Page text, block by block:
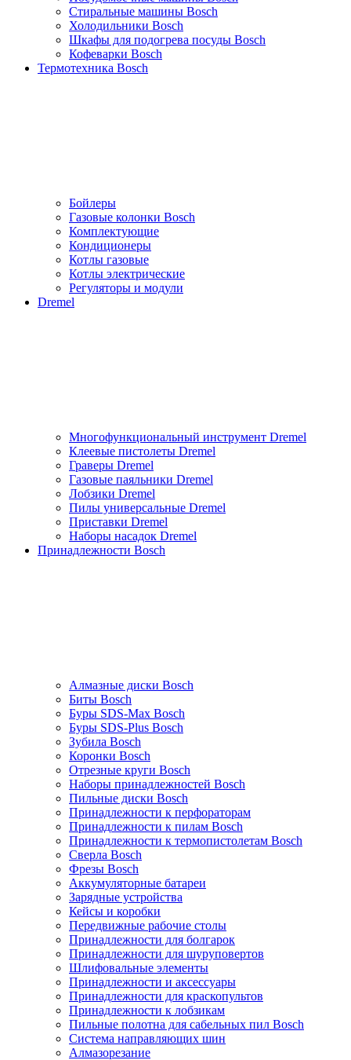
Стиральные машины Bosch
Холодильники Bosch
Шкафы для подогрева посуды Bosch
Кофеварки Bosch
Термотехника Bosch
Бойлеры
Газовые колонки Bosch
Комплектующие
Кондиционеры
Котлы газовые
Котлы электрические
Регуляторы и модули
Dremel
Многофункциональный инструмент Dremel
Клеевые пистолеты Dremel
Граверы Dremel
Газовые паяльники Dremel
Лобзики Dremel
Пилы универсальные Dremel
Приставки Dremel
Наборы насадок Dremel
Принадлежности Bosch
Алмазные диски Bosch
Биты Bosch
Буры SDS-Max Bosch
Буры SDS-Plus Bosch
Зубила Bosch
Коронки Bosch
Отрезные круги Bosch
Наборы принадлежностей Bosch
Пильные диски Bosch
Принадлежности к перфораторам
Принадлежности к пилам Bosch
Принадлежности к термопистолетам Bosch
Сверла Bosch
Фрезы Bosch
Аккумуляторные батареи
Зарядные устройства
Кейсы и коробки
Передвижные рабочие столы
Принадлежности для болгарок
Принадлежности для шуруповертов
Шлифовальные элементы
Принадлежности и аксессуары
Принадлежности для краскопультов
Принадлежности к лобзикам
Пильные полотна для сабельных пил Bosch
Система направляющих шин
Алмазорезание